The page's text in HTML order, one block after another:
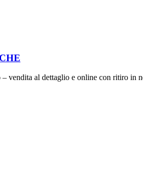
vendita al dettaglio e online con ritiro in